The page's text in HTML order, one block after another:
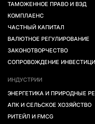
ТАМОЖЕННОЕ ПРАВО И ВЭД
КОМПЛАЕНС
ЧАСТНЫЙ КАПИТАЛ
ВАЛЮТНОЕ РЕГУЛИРОВАНИЕ
ЗАКОНОТВОРЧЕСТВО
СОПРОВОЖДЕНИЕ
ИНДУСТРИИ
ЭНЕРГЕТИКА И ПРИРОДНЫЕ
АПК И СЕЛЬСКОЕ ХОЗЯЙСТВО
РИТЕЙЛ И FMCG